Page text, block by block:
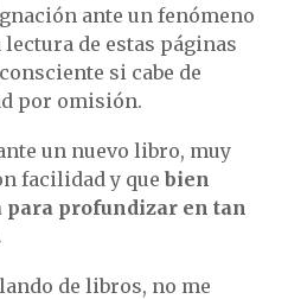
ante un fenómeno
de estas páginas
si cabe de
por omisión.
un nuevo libro, muy
facilidad y que bien
para profundizar en tan
de libros, no me